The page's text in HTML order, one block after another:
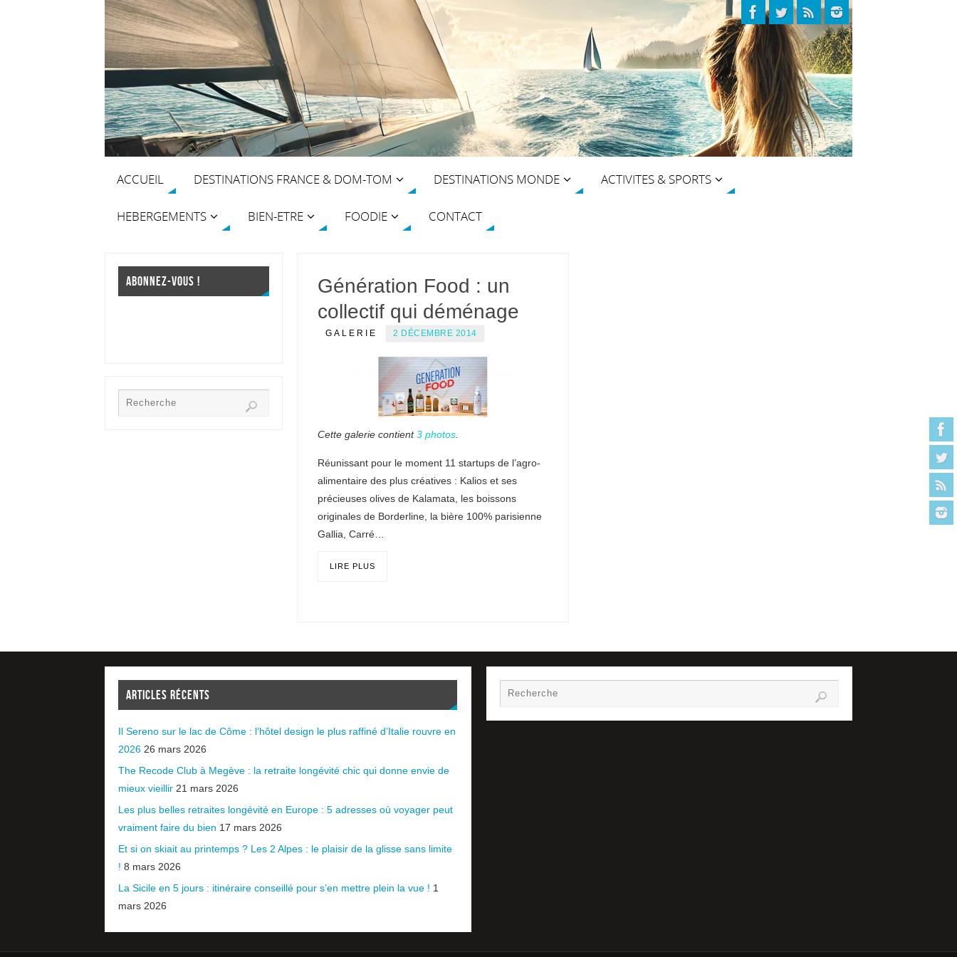
ACCUEIL DESTINATIONS FRANCE & DOM-TOM DESTINATIONS MONDE ACTIVITES & SPORTS
HEBERGEMENTS BIEN-ETRE FOODIE CONTACT
Génération Food : un
collectif qui déménage
GALERIE 2 DÉCEMBRE 2014
Cette galerie contient3 photos
Réunissant pour le moment 11 startups de l’agro-
alimentaire des plus créatives : Kalios et ses
précieuses olives de Kalamata, les boissons
originales de Borderline, la bière 100% parisienne
Gallia, Carré…
LIRE PLUS
ABONNEZ-VOUS !
ARTICLES RÉCENTS
Il Sereno sur le lac de Côme : l’hôtel design le plus raffiné d’Italie rouvre en
2026 26 mars 2026
The Recode Club à Megève : la retraite longévité chic qui donne envie de
mieux vieillir 21 mars 2026
Les plus belles retraites longévité en Europe : 5 adresses où voyager peut
vraiment faire du bien 17 mars 2026
Et si on skiait au printemps ? Les 2 Alpes : le plaisir de la glisse sans limite
! 8 mars 2026
La Sicile en 5 jours : itinéraire conseillé pour s’en mettre plein la vue ! 1
mars 2026